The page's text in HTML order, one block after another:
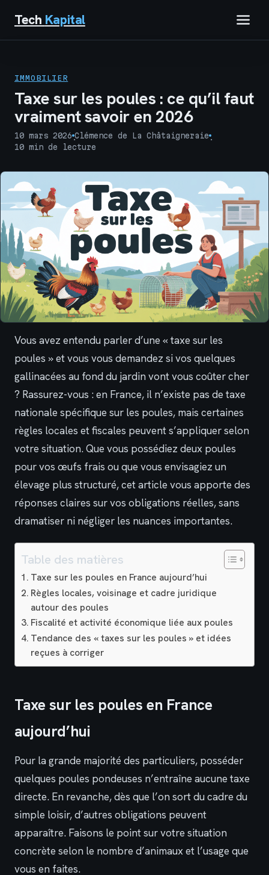
Tech Kapital
BUSINESS
MARKETING
TECH
IMMOBILIER
Taxe sur les poules : ce qu’il faut
vraiment savoir en 2026
10 mars 2026
·
Clémence de La Châtaigneraie
·
10 min de lecture
Vous avez entendu parler d’une « taxe sur les
poules » et vous vous demandez si vos quelques
gallinacées au fond du jardin vont vous coûter cher
? Rassurez-vous : en France, il n’existe pas de taxe
nationale spécifique sur les poules, mais certaines
règles locales et fiscales peuvent s’appliquer selon
votre situation. Que vous possédiez deux poules
pour vos œufs frais ou que vous envisagiez un
élevage plus structuré, cet article vous apporte des
réponses claires sur vos obligations réelles, sans
dramatiser ni négliger les nuances importantes.
Table des matières
Taxe sur les poules en France aujourd’hui
Règles locales, voisinage et cadre juridique
autour des poules
Fiscalité et activité économique liée aux poules
Tendance des « taxes sur les poules » et idées
reçues à corriger
Taxe sur les poules en France
aujourd’hui
Pour la grande majorité des particuliers, posséder
quelques poules pondeuses n’entraîne aucune taxe
directe. En revanche, dès que l’on sort du cadre du
simple loisir, d’autres obligations peuvent
apparaître. Faisons le point sur votre situation
concrète selon le nombre d’animaux et l’usage que
vous en faites.